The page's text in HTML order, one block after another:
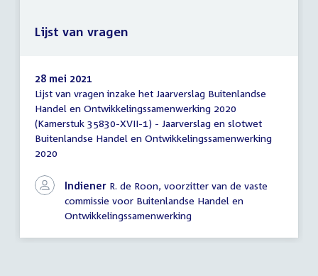
Lijst
van
vragen
28 mei 2021
Lijst van vragen inzake het Jaarverslag Buitenlandse
Handel en Ontwikkelingssamenwerking 2020
(Kamerstuk 35830-XVII-1) - Jaarverslag en slotwet
Buitenlandse Handel en Ontwikkelingssamenwerking
2020
Indiener R. de Roon, voorzitter van de vaste
commissie voor Buitenlandse Handel en
Ontwikkelingssamenwerking
Lijst van vragen